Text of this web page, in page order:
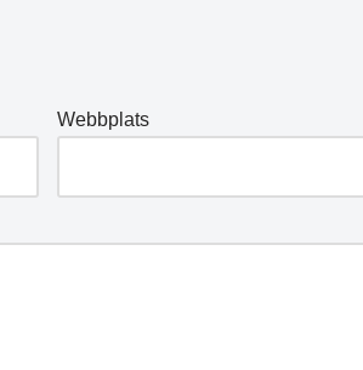
Webbplats